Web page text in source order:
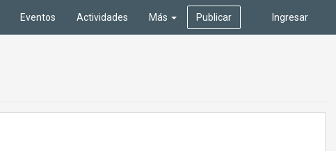
Ingresar
Eventos Actividades Más Publicar